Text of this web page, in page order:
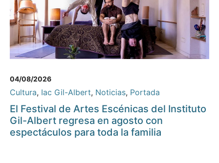
04/08/2026
Cultura, Iac Gil-Albert, Noticias, Portada
El Festival de Artes Escénicas del Instituto
Gil-Albert regresa en agosto con
espectáculos para toda la familia